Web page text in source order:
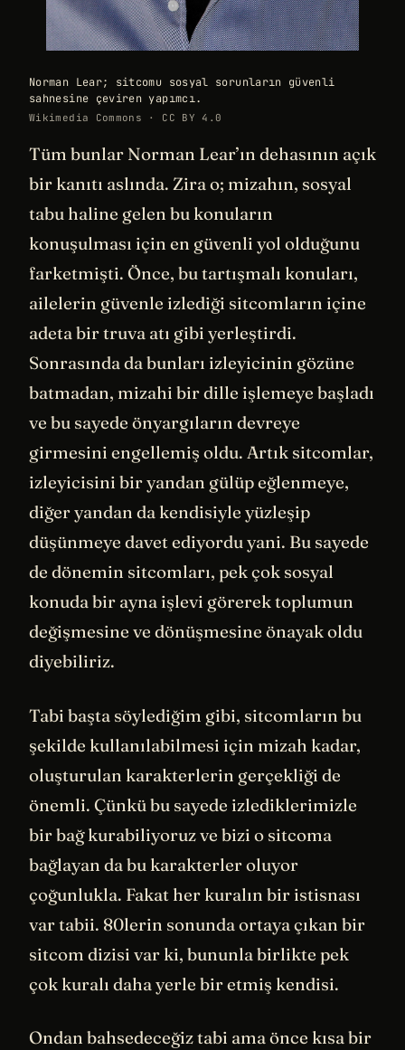
Norman Lear; sitcomu sosyal sorunların güvenli
sahnesine çeviren yapımcı.
Wikimedia Commons · CC BY 4.0
Tüm bunlar Norman Lear’ın dehasının açık
bir kanıtı aslında. Zira o; mizahın, sosyal
tabu haline gelen bu konuların
konuşulması için en güvenli yol olduğunu
farketmişti. Önce, bu tartışmalı konuları,
ailelerin güvenle izlediği sitcomların içine
adeta bir truva atı gibi yerleştirdi.
Sonrasında da bunları izleyicinin gözüne
batmadan, mizahi bir dille işlemeye başladı
ve bu sayede önyargıların devreye
girmesini engellemiş oldu. Artık sitcomlar,
izleyicisini bir yandan gülüp eğlenmeye,
diğer yandan da kendisiyle yüzleşip
düşünmeye davet ediyordu yani. Bu sayede
de dönemin sitcomları, pek çok sosyal
konuda bir ayna işlevi görerek toplumun
değişmesine ve dönüşmesine önayak oldu
diyebiliriz.
Tabi başta söylediğim gibi, sitcomların bu
şekilde kullanılabilmesi için mizah kadar,
oluşturulan karakterlerin gerçekliği de
önemli. Çünkü bu sayede izlediklerimizle
bir bağ kurabiliyoruz ve bizi o sitcoma
bağlayan da bu karakterler oluyor
çoğunlukla. Fakat her kuralın bir istisnası
var tabii. 80lerin sonunda ortaya çıkan bir
sitcom dizisi var ki, bununla birlikte pek
çok kuralı daha yerle bir etmiş kendisi.
Ondan bahsedeceğiz tabi ama önce kısa bir